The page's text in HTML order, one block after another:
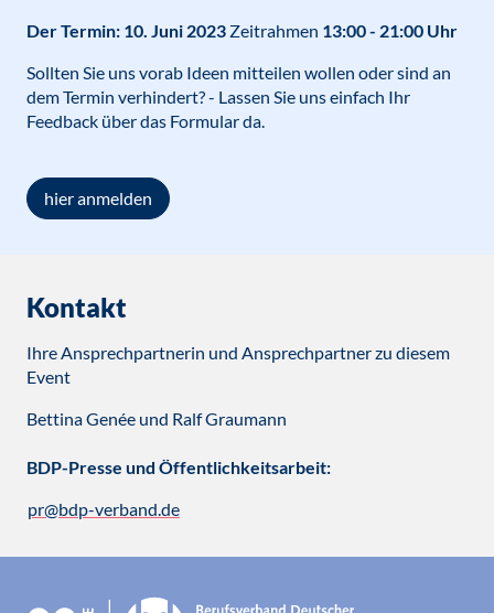
Der Termin: 10. Juni 2023 Zeitrahmen 13:00 - 21:00 Uhr
Sollten Sie uns vorab Ideen mitteilen wollen oder sind an
dem Termin verhindert? - Lassen Sie uns einfach Ihr
Feedback über das Formular da.
hier anmelden
Kontakt
Ihre Ansprechpartnerin und Ansprechpartner zu diesem
Event
Bettina Genée und Ralf Graumann
BDP-Presse und Öffentlichkeitsarbeit:
pr@bdp-verband.de